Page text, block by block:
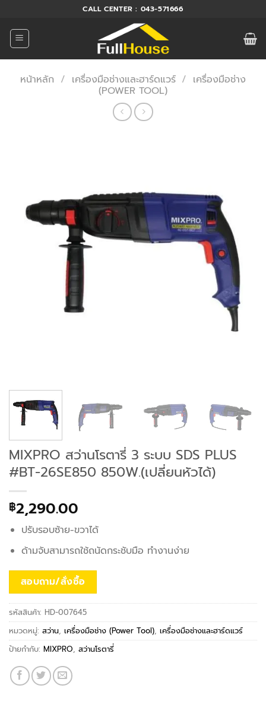
ยัง
เนื้อหา
CALL CENTER : 043-571666
หน้าหลัก / เครื่องมือช่างและฮาร์ดแวร์ / เครื่องมือช่าง
(POWER TOOL)
MIXPRO สว่านโรตารี่ 3 ระบบ SDS PLUS
#BT-26SE850 850W.(เปลี่ยนหัวได้)
฿2,290.00
ปรับรอบซ้าย-ขวาได้
ด้ามจับสามารถใช้ถนัดกระชับมือ ทำงานง่าย
สอบถาม/สั่งซื้อ
รหัสสินค้า: HD-007645
หมวดหมู่: สว่าน, เครื่องมือช่าง (Power Tool), เครื่องมือช่างและฮาร์ดแวร์
ป้ายกำกับ: MIXPRO, สว่านโรตารี่